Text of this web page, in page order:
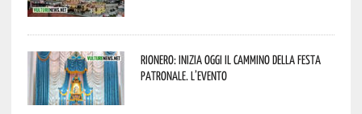
Rionero: inizia oggi il cammino della Festa
Patronale. L’evento